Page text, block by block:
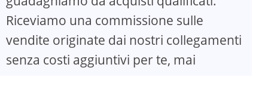
Riceviamo una commissione sulle
vendite originate dai nostri collegamenti
senza costi aggiuntivi per te, mai